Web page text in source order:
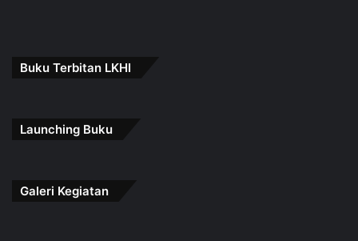
Buku Terbitan LKHI
Launching Buku
Galeri Kegiatan